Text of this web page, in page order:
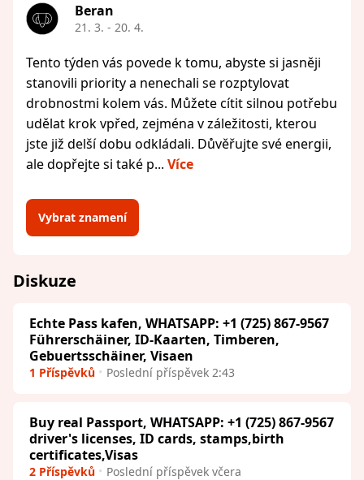
Beran
21. 3. - 20. 4.
Tento týden vás povede k tomu, abyste si jasněji
stanovili priority a nenechali se rozptylovat
drobnostmi kolem vás. Můžete cítit silnou potřebu
udělat krok vpřed, zejména v záležitosti, kterou
jste již delší dobu odkládali. Důvěřujte své energii,
ale dopřejte si také p... Více
Vybrat znamení
Diskuze
Echte Pass kafen, WHATSAPP: +1 (725) 867-9567
Führerschäiner, ID-Kaarten, Timberen,
Gebuertsschäiner, Visaen
1 Příspěvků Poslední příspěvek 2:43
Buy real Passport, WHATSAPP: +1 (725) 867-9567
driver's licenses, ID cards, stamps,birth
certificates,Visas
2 Příspěvků Poslední příspěvek včera